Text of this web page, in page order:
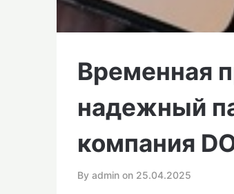
Временная
надежный
компания
By admin on 25.04.2025